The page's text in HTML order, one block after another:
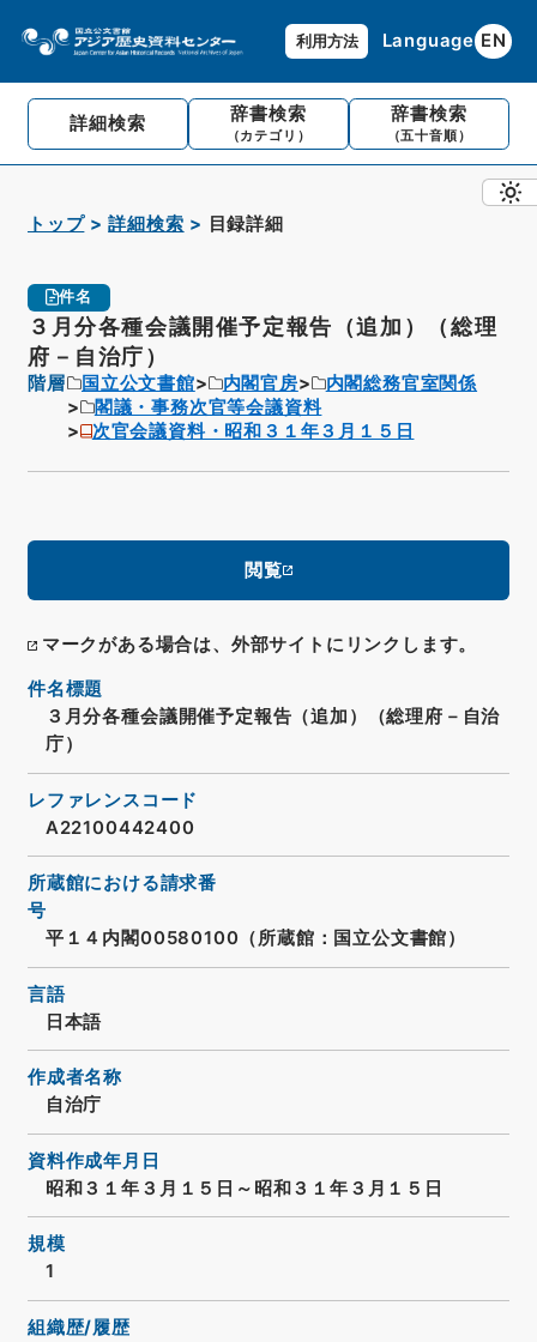
利用方法 Language EN
詳細検索 辞書検索
（カテゴリ）
辞書検索
（五十音順）
トップ 詳細検索 目録詳細
件名
３月分各種会議開催予定報告（追加）（総理
府－自治庁）
階層 国立公文書館 内閣官房
内閣総務官室関係
閣議・事務次官等会議資料
次官会議資料・昭和３１年３月１５日
閲覧
マークがある場合は、外部サイトにリンクします。
件名標題
３月分各種会議開催予定報告（追加）（総理府－自治
庁）
レファレンスコード
A22100442400
所蔵館における請求番
号
平１４内閣00580100（所蔵館：国立公文書館）
言語
日本語
作成者名称
自治庁
資料作成年月日
昭和３１年３月１５日～昭和３１年３月１５日
規模
1
組織歴/履歴